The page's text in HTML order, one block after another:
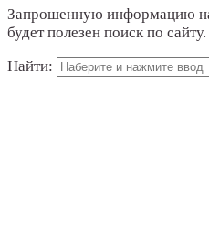
Запрошенную информацию
будет полезен поиск по сайту.
Найти: